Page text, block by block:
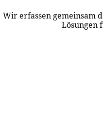
Wir erfassen gemeinsam
Lösungen